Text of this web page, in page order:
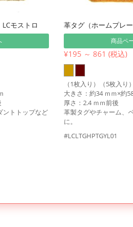
モストロ
ントトップなど
革タグ（ホームプレ
商品ペ
¥195 ～ 861 (税込)
（1枚入り）（5枚入り）
大きさ：約34 ｍｍ×約
厚さ：2.4 ｍｍ前後
革製タグやチャーム、
に。
#LCLTGHPTGYL01